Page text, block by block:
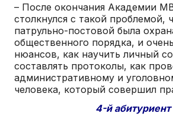
– После окончания Академии
столкнулся с такой проблемой,
патрульно-постовой была
общественного порядка, и
нюансов, как научить личный
составлять протоколы, как
административному и
человека, который совершил
4-й абитуриент